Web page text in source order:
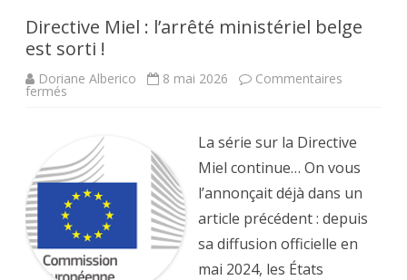
Directive Miel : l’arrêté ministériel belge
est sorti !
Doriane Alberico 8 mai 2026 Commentaires
fermés
l’arrêté
ministériel
belge
est
sorti
!
La série sur la Directive
Miel continue… On vous
l’annonçait déjà dans un
article précédent : depuis
sa diffusion officielle en
mai 2024, les États